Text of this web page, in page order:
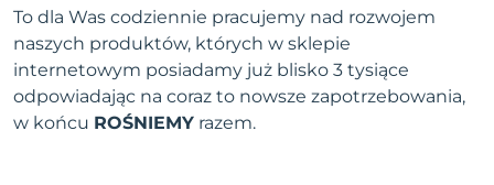
To dla Was codziennie pracujemy nad rozwojem
naszych produktów, których w sklepie
internetowym posiadamy już blisko 3 tysiące
odpowiadając na coraz to nowsze zapotrzebowania,
w końcu ROŚNIEMY razem.